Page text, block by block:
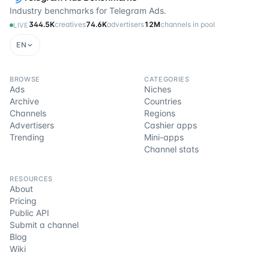
Industry benchmarks for Telegram Ads.
LIVE 344.5Kcreatives74.6Kadvertisers12Mchannels in pool
EN
BROWSE
Ads
Archive
Channels
Advertisers
Trending
CATEGORIES
Niches
Countries
Regions
Cashier apps
Mini-apps
Channel stats
RESOURCES
About
Pricing
Public API
Submit a channel
Blog
Wiki